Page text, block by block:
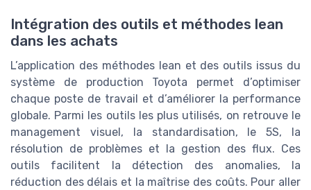
Intégration des outils et méthodes lean
dans les achats
L’application des méthodes lean et des outils issus du
système de production Toyota permet d’optimiser
chaque poste de travail et d’améliorer la performance
globale. Parmi les outils les plus utilisés, on retrouve le
management visuel, la standardisation, le 5S, la
résolution de problèmes et la gestion des flux. Ces
outils facilitent la détection des anomalies, la
réduction des délais et la maîtrise des coûts. Pour aller